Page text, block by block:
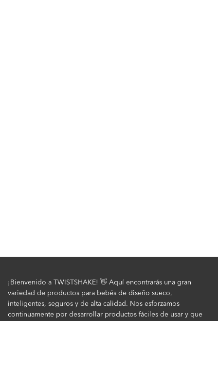
¡Bienvenido a TWISTSHAKE! 👋 Aquí encontrarás una gran
variedad de productos para bebés de diseño sueco,
inteligentes, seguros y de alta calidad. Nos esforzamos
continuamente por desarrollar productos fáciles de usar y que